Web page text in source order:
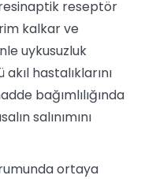
reseptör
kalkar ve
uykusuzluk
hastalıklarını
bağımlılığında
salınımını
ortaya